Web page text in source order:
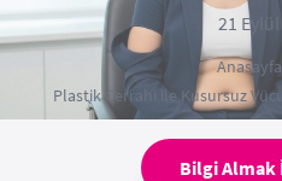
21
Anasayfa
Plastik Cerrahi ile Kusursuz
Bilgi